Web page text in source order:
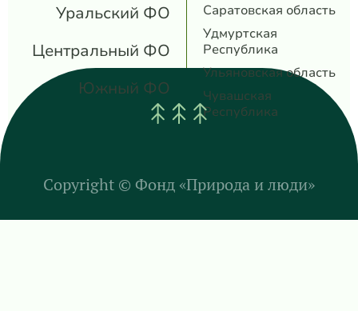
Уральский ФО
Центральный ФО
Южный ФО
Саратовская область
Удмуртская
Республика
Ульяновская область
Чувашская
Республика
Copyright © Фонд «Природа и люди»